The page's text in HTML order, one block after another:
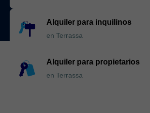
Alquiler para inquilinos
en Terrassa
Alquiler para propietarios
en Terrassa